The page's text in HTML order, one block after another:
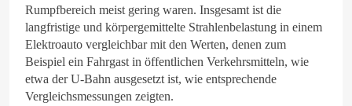
Rumpfbereich meist gering waren. Insgesamt ist die
langfristige und körpergemittelte Strahlenbelastung in einem
Elektroauto vergleichbar mit den Werten, denen zum
Beispiel ein Fahrgast in öffentlichen Verkehrsmitteln, wie
etwa der U-Bahn ausgesetzt ist, wie entsprechende
Vergleichsmessungen zeigten.